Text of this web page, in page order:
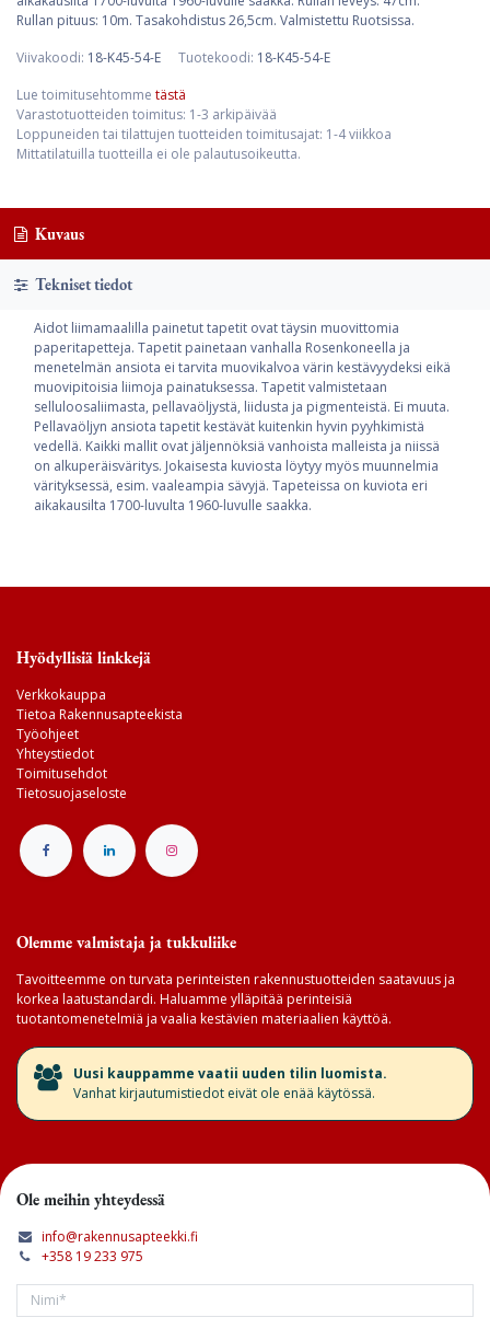
Rullan pituus: 10m. Tasakohdistus 26,5cm. Valmistettu Ruotsissa.
Viivakoodi: 18-K45-54-E Tuotekoodi: 18-K45-54-E
Lue toimitusehtomme tästä
Varastotuotteiden toimitus: 1-3 arkipäivää
Loppuneiden tai tilattujen tuotteiden toimitusajat: 1-4 viikkoa
Mittatilatuilla tuotteilla ei ole palautusoikeutta.
Kuvaus
Tekniset tiedot
Aidot liimamaalilla painetut tapetit ovat täysin muovittomia
paperitapetteja. Tapetit painetaan vanhalla Rosenkoneella ja
menetelmän ansiota ei tarvita muovikalvoa värin kestävyydeksi eikä
muovipitoisia liimoja painatuksessa. Tapetit valmistetaan
selluloosaliimasta, pellavaöljystä, liidusta ja pigmenteistä. Ei muuta.
Pellavaöljyn ansiota tapetit kestävät kuitenkin hyvin pyyhkimistä
vedellä. Kaikki mallit ovat jäljennöksiä vanhoista malleista ja niissä
on alkuperäisväritys. Jokaisesta kuviosta löytyy myös muunnelmia
värityksessä, esim. vaaleampia sävyjä. Tapeteissa on kuviota eri
aikakausilta 1700-luvulta 1960-luvulle saakka.
Hyödyllisiä linkkejä
Verkkokauppa
Tietoa Rakennusapteekista
Työohjeet
Yhteystiedot
Toimitusehdot
Tietosuojaseloste
Olemme valmistaja ja tukkuliike
Tavoitteemme on turvata perinteisten rakennustuotteiden saatavuus ja
korkea laatustandardi. Haluamme ylläpitää perinteisiä
tuotantomenetelmiä ja vaalia kestävien materiaalien käyttöä.
​Uusi kauppamme vaatii uuden tilin luomista.
Vanhat kirjautumistiedot eivät ole enää käytössä.
Ole meihin yhteydessä
info@rakennusapteekki.fi
+358 19 233 975